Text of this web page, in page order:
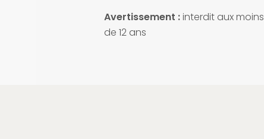
Avertissement :interdit aux moins
de 12 ans